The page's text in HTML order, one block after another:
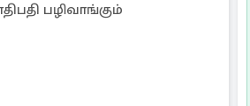
பழிவாங்கும்